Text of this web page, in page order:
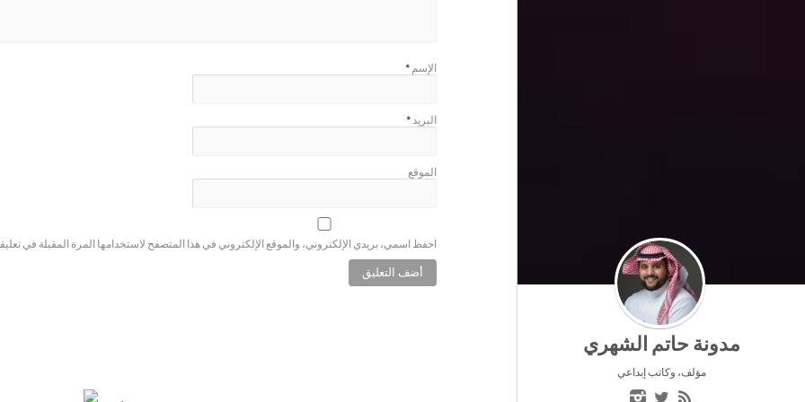
مدونة حاتم الشهري
مؤلف، وكاتب إبداعي
الإسم *
البريد *
الموقع
احفظ اسمي، بريدي الإلكتروني، والموقع الإلكتروني في هذا المتصفح لاستخدامها المرة المقبلة في